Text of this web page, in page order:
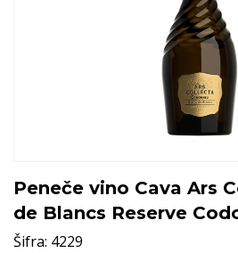
Peneče vino Cava Ars
de Blancs Reserve
Šifra: 4229